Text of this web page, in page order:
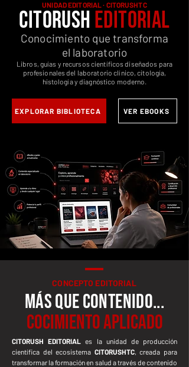
UNIDAD EDITORIAL · CITORUSHTC
CITORUSHEDITORIAL
Conocimiento que transforma
el laboratorio
Libros, guías y recursos científicos diseñados para
profesionales del laboratorio clínico, citología,
histología y diagnóstico moderno.
EXPLORAR BIBLIOTECA VER EBOOKS
CONCEPTO EDITORIAL
MÁS QUE CONTENIDO...
COCIMIENTO APLICADO
CITORUSH EDITORIAL es la unidad de producción
científica del ecosistema CITORUSHTC, creada para
transformar la formación en salud a través de contenido